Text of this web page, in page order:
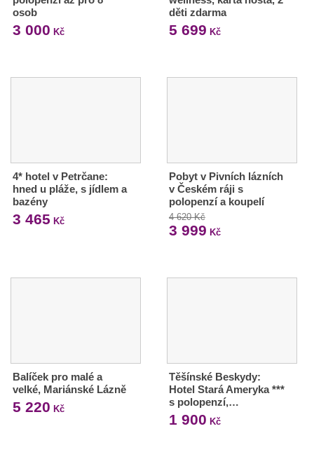
osob
3 000 Kč
děti zdarma
5 699 Kč
4* hotel v Petrčane:
hned u pláže, s jídlem a
bazény
3 465 Kč
Pobyt v Pivních lázních
v Českém ráji s
polopenzí a koupelí
4 620 Kč
3 999 Kč
Balíček pro malé a
velké, Mariánské Lázně
5 220 Kč
Těšínské Beskydy:
Hotel Stará Ameryka ***
s polopenzí,…
1 900 Kč